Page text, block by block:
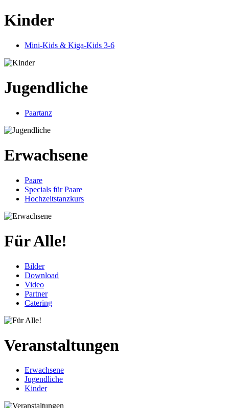
Kinder
Mini-Kids & Kiga-Kids 3-6
Jugendliche
Paartanz
Erwachsene
Paare
Specials für Paare
Hochzeitstanzkurs
Für Alle!
Bilder
Download
Video
Partner
Catering
Veranstaltungen
Erwachsene
Jugendliche
Kinder